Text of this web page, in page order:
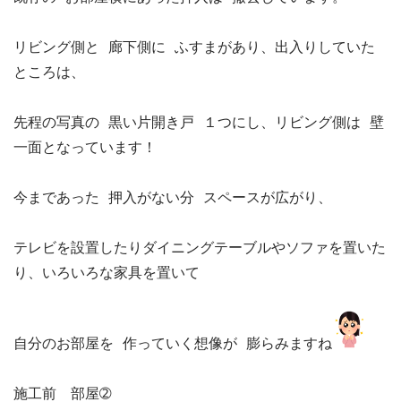
リビング側と 廊下側に ふすまがあり、出入りしていた
ところは、
先程の写真の 黒い片開き戸 １つにし、リビング側は 壁
一面となっています！
今まであった 押入がない分 スペースが広がり、
テレビを設置したりダイニングテーブルやソファを置いた
り、いろいろな家具を置いて
自分のお部屋を 作っていく想像が 膨らみますね
施工前　部屋➁